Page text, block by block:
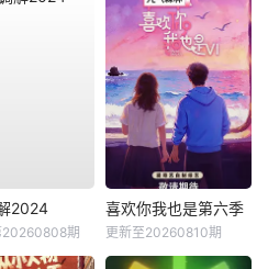
2024
20260808期
喜欢你我也是第六季
更新至20260810期